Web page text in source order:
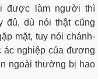
được làm người thì
đủ, dù nói thật cũng
mặt, tuy nói chánh-
ác nghiệp của đương
ngoài thường bị hao